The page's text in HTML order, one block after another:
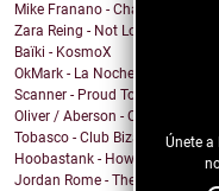
Únete
Mike Franano - Chair At My Table
Zara Reing - Not Lost
Baïki - KosmoX
OkMark - La Noche de Mi Funeral
Scanner - Proud To Be A Nothin'
Oliver / Aberson - Oliver /
Tobasco - Club Bizarre 26
Hoobastank - How Do You
Jordan Rome - Them Dues